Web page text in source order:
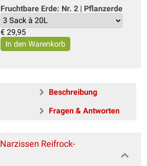
Fruchtbare Erde: Nr. 2 | Pflanzerde
€ 29,95
Beschreibung
Fragen & Antworten
Narzissen Reifrock-